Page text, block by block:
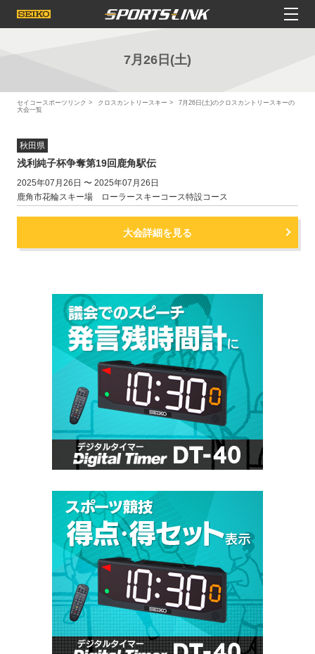
7月26日(土)
セイコースポーツリンク クロスカントリースキー
7月26日(土)のクロスカントリースキーの
大会一覧
秋田県
浅利純子杯争奪第19回鹿角駅伝
2025年07月26日 〜 2025年07月26日
鹿角市花輪スキー場 ローラースキーコース特設コース
大会詳細を見る